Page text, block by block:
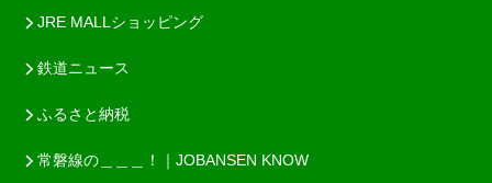
JRE MALLショッピング
鉄道ニュース
ふるさと納税
常磐線の＿＿＿！｜JOBANSEN KNOW